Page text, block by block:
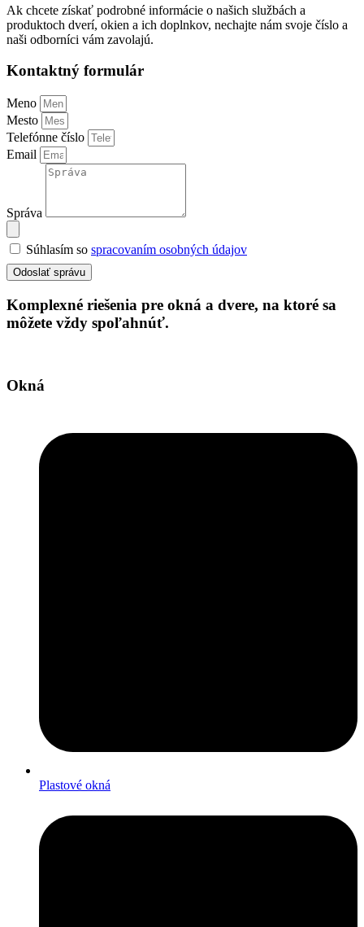
Ak chcete získať podrobné informácie o našich službách a
produktoch dverí, okien a ich doplnkov, nechajte nám svoje číslo a
naši odborníci vám zavolajú.
Kontaktný formulár
Meno
Mesto
Telefónne číslo
Email
Správa
Súhlasím so spracovaním osobných údajov
Odoslať správu
Komplexné riešenia pre okná a dvere, na ktoré sa
môžete vždy spoľahnúť.
Okná
Plastové okná